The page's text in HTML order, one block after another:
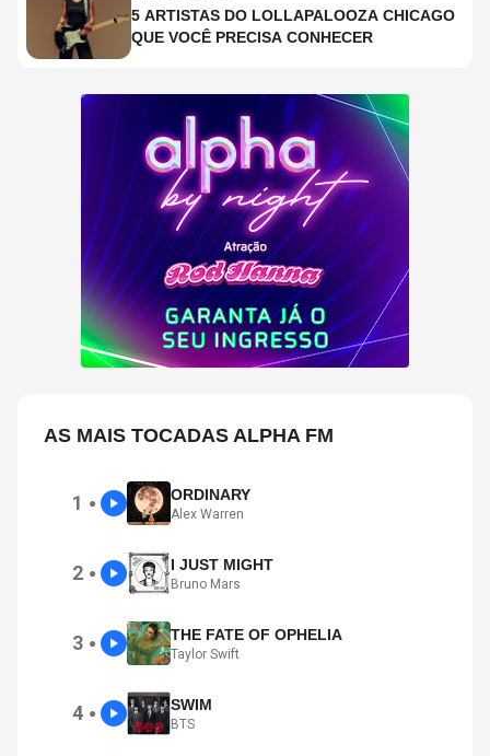
5 ARTISTAS DO LOLLAPALOOZA CHICAGO
QUE VOCÊ PRECISA CONHECER
AS MAIS TOCADAS ALPHA FM
1 ● ORDINARY
Alex Warren
2 ● I JUST MIGHT
Bruno Mars
3 ● THE FATE OF OPHELIA
Taylor Swift
4 ● SWIM
BTS